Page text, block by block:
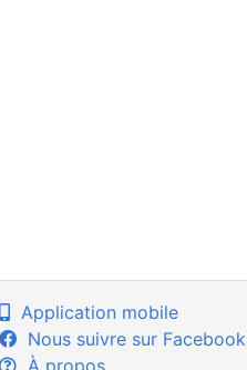
Application mobile
Nous suivre sur Facebook
À propos